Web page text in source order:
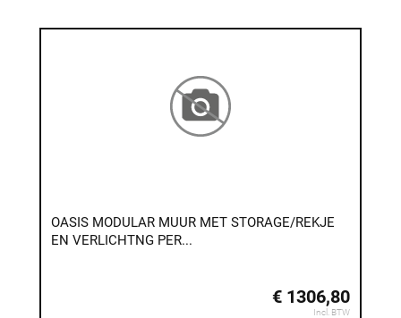
OASIS MODULAR MUUR MET STORAGE/REKJE
EN VERLICHTNG PER...
€ 1306,80
Incl. BTW